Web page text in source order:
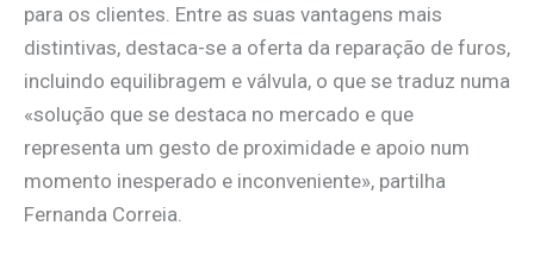
para os clientes. Entre as suas vantagens mais
distintivas, destaca-se a oferta da reparação de furos,
incluindo equilibragem e válvula, o que se traduz numa
«solução que se destaca no mercado e que
representa um gesto de proximidade e apoio num
momento inesperado e inconveniente», partilha
Fernanda Correia.